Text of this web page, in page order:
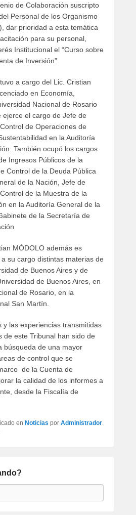
de Colaboración suscripto
Personal de los Organismo
dar prioridad a esta temática
para su personal,
Institucional el “Curso sobre
de Inversión”.
a cargo del Lic. Cristian
en Economía,
Nacional de Rosario
ejerce el cargo de Jefe de
de Operaciones de
en la Auditoría
También ocupó los cargos
Ingresos Públicos de la
Control de la Deuda Pública
de la Nación, Jefe de
de la Muestra de la
en la Auditoría General de la
de la Secretaría de
MÓDOLO además es
su cargo distintas materias de
de Buenos Aires y de
de Buenos Aires, en
de Rosario, en la
San Martín.
y las experiencias transmitidas
de este Tribunal han sido de
búsqueda de una mayor
de control que se
de la Cuenta de
la calidad de los informes a
desde la Fiscalía de
en Noticias por Administrador